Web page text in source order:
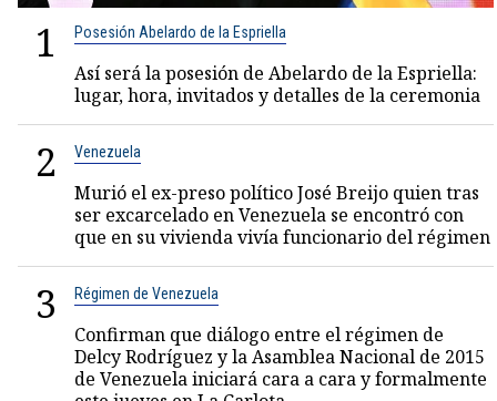
1 Posesión Abelardo de la Espriella
Así será la posesión de Abelardo de la Espriella:
lugar, hora, invitados y detalles de la ceremonia
2 Venezuela
Murió el ex-preso político José Breijo quien tras
ser excarcelado en Venezuela se encontró con
que en su vivienda vivía funcionario del régimen
3 Régimen de Venezuela
Confirman que diálogo entre el régimen de
Delcy Rodríguez y la Asamblea Nacional de 2015
de Venezuela iniciará cara a cara y formalmente